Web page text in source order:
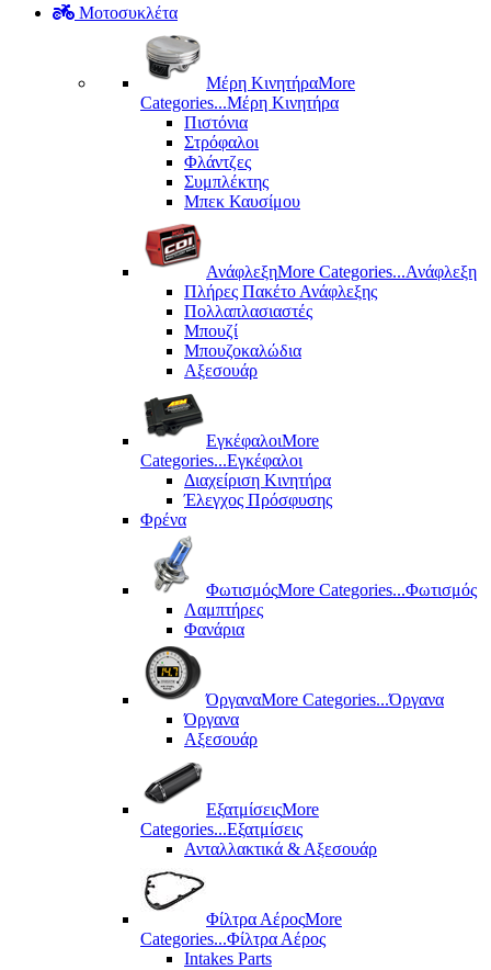
Μοτοσυκλέτα
Μέρη KινητήραMore
Categories...Μέρη Kινητήρα
Πιστόνια
Στρόφαλοι
Φλάντζες
Συμπλέκτης
Μπεκ Καυσίμου
ΑνάφλεξηMore Categories...Ανάφλεξη
Πλήρες Πακέτο Ανάφλεξης
Πολλαπλασιαστές
Μπουζί
Μπουζοκαλώδια
Αξεσουάρ
ΕγκέφαλοιMore
Categories...Εγκέφαλοι
Διαχείριση Κινητήρα
Έλεγχος Πρόσφυσης
Φρένα
ΦωτισμόςMore Categories...Φωτισμός
Λαμπτήρες
Φανάρια
ΌργαναMore Categories...Όργανα
Όργανα
Αξεσουάρ
ΕξατμίσειςMore
Categories...Εξατμίσεις
Ανταλλακτικά & Αξεσουάρ
Φίλτρα ΑέροςMore
Categories...Φίλτρα Αέρος
Intakes Parts